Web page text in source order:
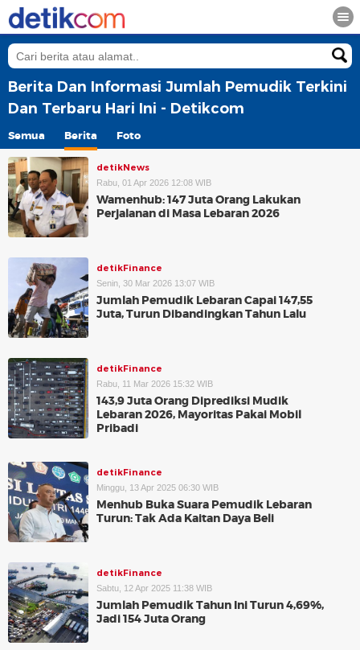
Berita Dan Informasi Jumlah Pemudik Terkini
Dan Terbaru Hari Ini - Detikcom
Semua Berita Foto
detikNews
Rabu, 01 Apr 2026 12:08 WIB
Wamenhub: 147 Juta Orang Lakukan
Perjalanan di Masa Lebaran 2026
detikFinance
Senin, 30 Mar 2026 13:07 WIB
Jumlah Pemudik Lebaran Capai 147,55
Juta, Turun Dibandingkan Tahun Lalu
detikFinance
Rabu, 11 Mar 2026 15:32 WIB
143,9 Juta Orang Diprediksi Mudik
Lebaran 2026, Mayoritas Pakai Mobil
Pribadi
detikFinance
Minggu, 13 Apr 2025 06:30 WIB
Menhub Buka Suara Pemudik Lebaran
Turun: Tak Ada Kaitan Daya Beli
detikFinance
Sabtu, 12 Apr 2025 11:38 WIB
Jumlah Pemudik Tahun Ini Turun 4,69%,
Jadi 154 Juta Orang